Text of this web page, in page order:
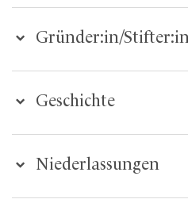
Gründer:in/
Geschichte
Niederlassungen